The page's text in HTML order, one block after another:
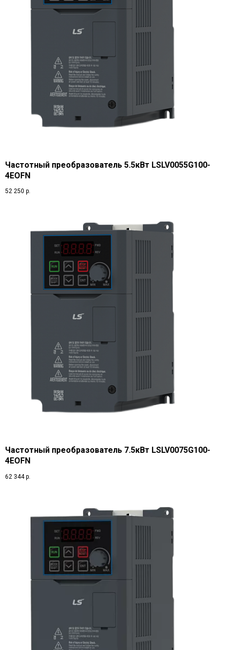
Частотный преобразователь 5.5кВт LSLV0055G100-
4EOFN
52 250 р.
Частотный преобразователь 7.5кВт LSLV0075G100-
4EOFN
62 344 р.